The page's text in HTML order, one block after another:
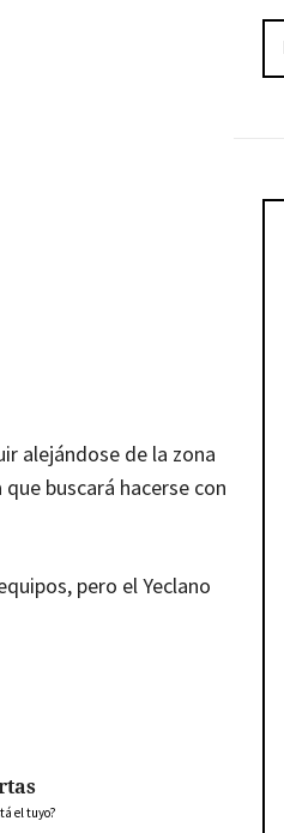
alejándose de la zona
buscará hacerse con
pero el Yeclano
el tuyo?